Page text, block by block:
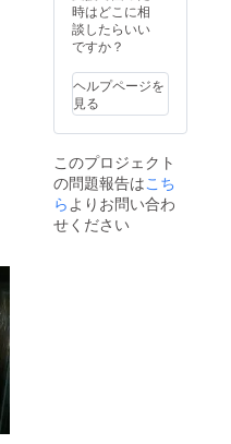
時はどこに相
談したらいい
ですか？
ヘルプページを
見る
このプロジェクト
の問題報告はこち
らよりお問い合わ
せください